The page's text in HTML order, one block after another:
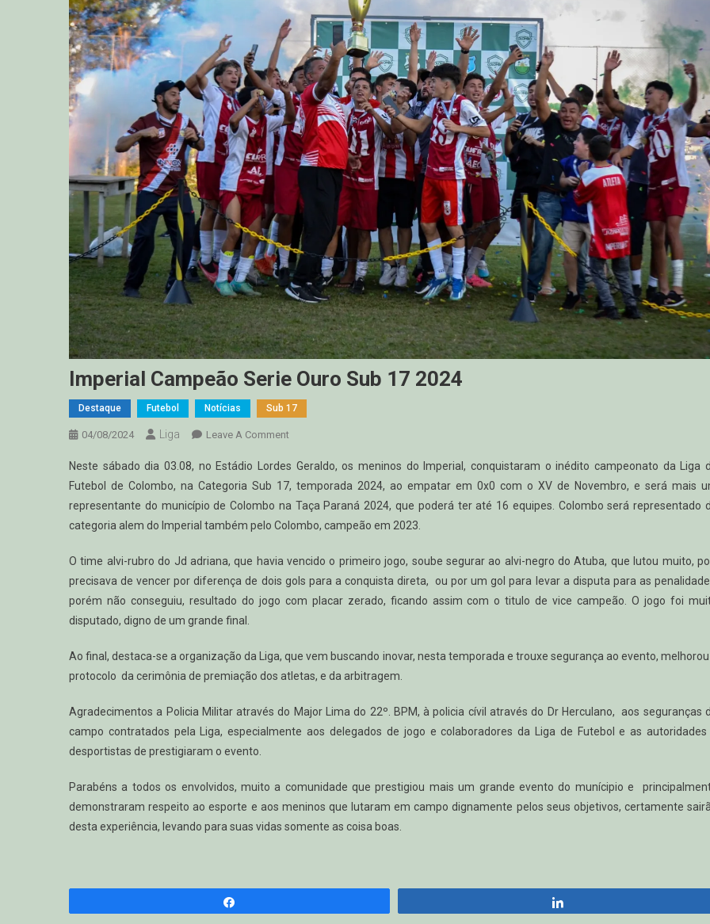
Imperial Campeão Serie Ouro Sub 17 2024
Destaque Futebol Notícias Sub 17
04/08/2024 Liga Leave A CommentOn
Campeão
Serie
Ouro
Sub
2024
Neste sábado dia 03.08, no Estádio Lordes Geraldo, os meninos do Imperial, conquistaram o inédito campeonato da Liga
Futebol de Colombo, na Categoria Sub 17, temporada 2024, ao empatar em 0x0 com o XV de Novembro, e será mais
representante do município de Colombo na Taça Paraná 2024, que poderá ter até 16 equipes. Colombo será representado
categoria alem do Imperial também pelo Colombo, campeão em 2023.
O time alvi-rubro do Jd adriana, que havia vencido o primeiro jogo, soube segurar ao alvi-negro do Atuba, que lutou muito,
precisava de vencer por diferença de dois gols para a conquista direta, ou por um gol para levar a disputa para as
porém não conseguiu, resultado do jogo com placar zerado, ficando assim com o titulo de vice campeão. O jogo foi
disputado, digno de um grande final.
Ao final, destaca-se a organização da Liga, que vem buscando inovar, nesta temporada e trouxe segurança ao evento,
protocolo da cerimônia de premiação dos atletas, e da arbitragem.
Agradecimentos a Policia Militar através do Major Lima do 22º. BPM, à policia cívil através do Dr Herculano, aos seguranças
campo contratados pela Liga, especialmente aos delegados de jogo e colaboradores da Liga de Futebol e as
desportistas de prestigiaram o evento.
Parabéns a todos os envolvidos, muito a comunidade que prestigiou mais um grande evento do munícipio e
demonstraram respeito ao esporte e aos meninos que lutaram em campo dignamente pelos seus objetivos, certamente
desta experiência, levando para suas vidas somente as coisa boas.